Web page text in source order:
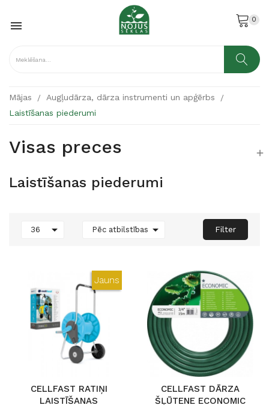
 0
Mājas
Augļudārza, dārza instrumenti un apģērbs
Laistīšanas piederumi
Visas preces 
Laistīšanas piederumi
36  Pēc atbilstības  Filter
Jauns
CELLFAST RATIŅI
LAISTĪŠANAS
CELLFAST DĀRZA
ŠĻŪTENE ECONOMIC